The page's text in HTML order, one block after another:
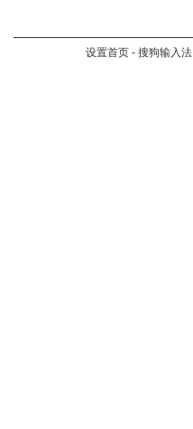
设置首页 - 搜狗输入法